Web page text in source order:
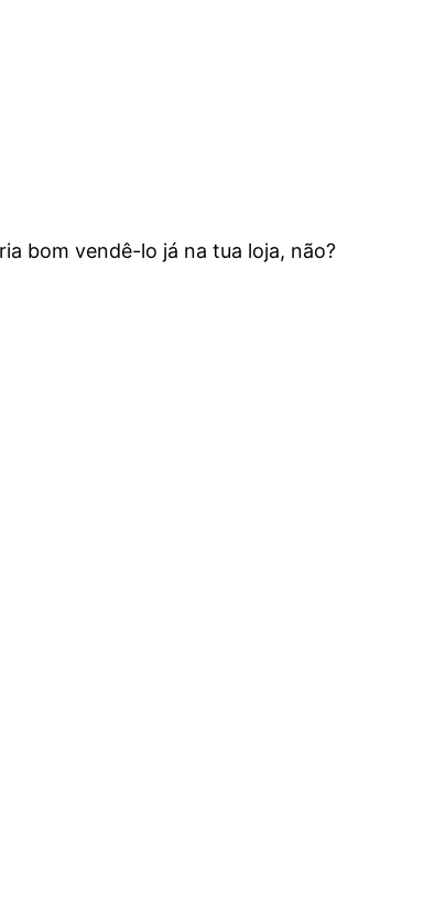
bom vendê-lo já na tua loja, não?